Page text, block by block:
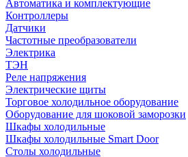
Автоматика и комплектующие
Контроллеры
Датчики
Частотные преобразователи
Электрика
ТЭН
Реле напряжения
Электрические щиты
Торговое холодильное оборудование
Оборудование для шоковой заморозки
Шкафы холодильные
Шкафы холодильные Smart Door
Столы холодильные